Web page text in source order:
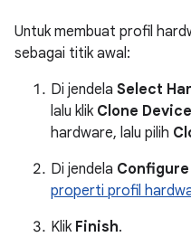
Untuk membuat profil
sebagai titik awal:
Di jendela Select
lalu klik Clone Device
hardware, lalu pilih
Di jendela
properti profil
Klik Finish.